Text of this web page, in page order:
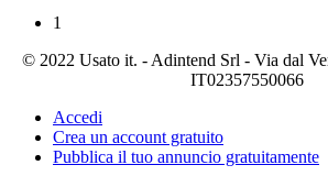
1
© 2022 Usato it. - Adintend Srl - Via dal
IT02357550066
Accedi
Crea un account gratuito
Pubblica il tuo annuncio gratuitamente